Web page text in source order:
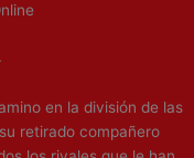
en la división de las
retirado compañero